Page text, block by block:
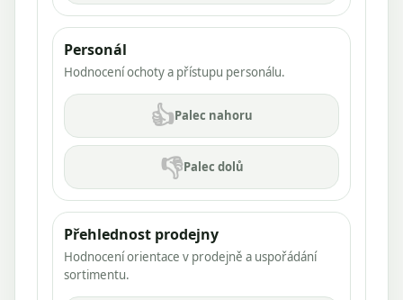
Personál
Hodnocení ochoty a přístupu personálu.
👍Palec nahoru
👎Palec dolů
Přehlednost prodejny
Hodnocení orientace v prodejně a uspořádání
sortimentu.